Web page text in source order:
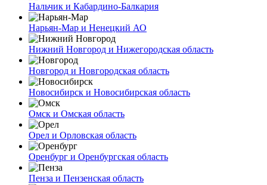
Нальчик и Кабардино-Балкария
Нарьян-Мар и Ненецкий АО
Нижний Новгород и Нижегородская область
Новгород и Новгородская область
Новосибирск и Новосибирская область
Омск и Омская область
Орел и Орловская область
Оренбург и Оренбургская область
Пенза и Пензенская область